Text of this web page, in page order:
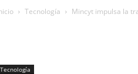
Tecnología Mincyt impulsa la
Tecnología